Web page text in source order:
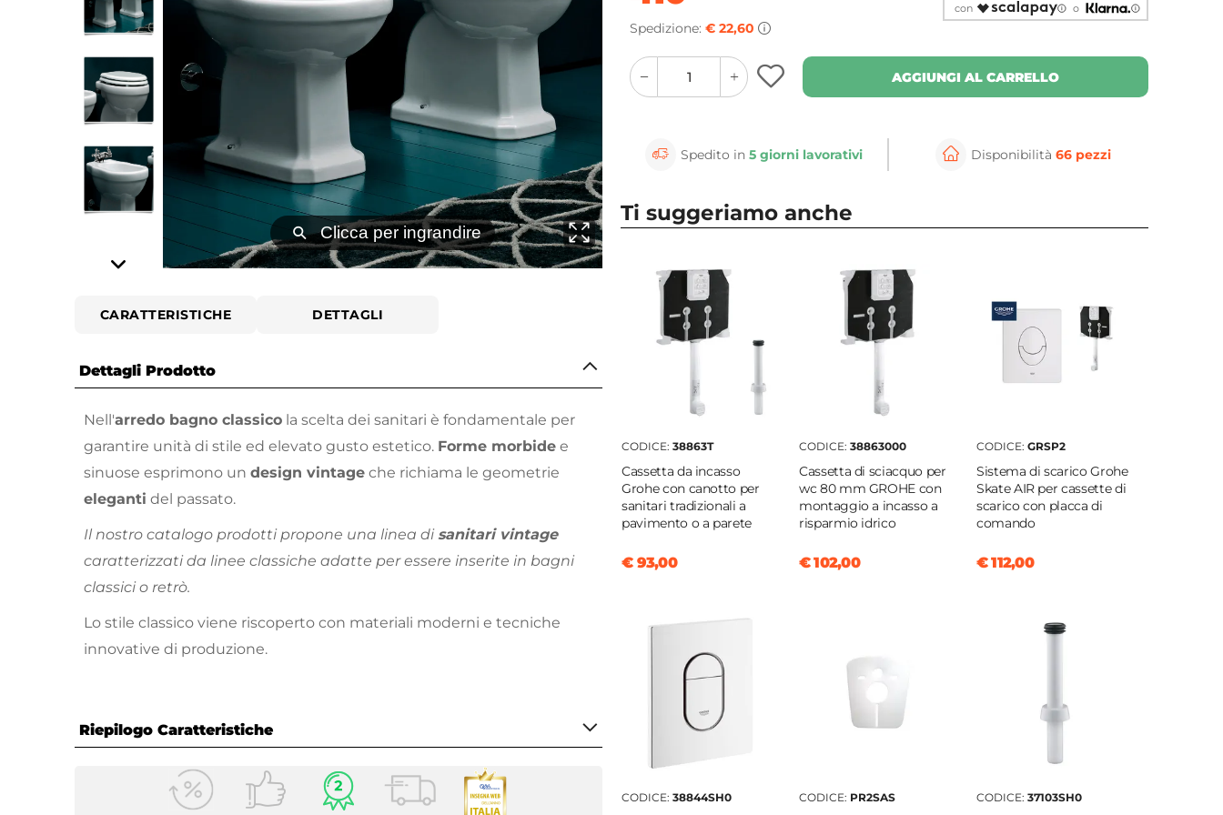
⚲ Clicca per ingrandire ⚲ Clicca per ingrandire
CARATTERISTICHE DETTAGLI
Dettagli Prodotto
Nell'arredo bagno classico la scelta dei sanitari è fondamentale per
garantire unità di stile ed elevato gusto estetico. Forme morbide e
sinuose esprimono un design vintage che richiama le geometrie
eleganti del passato.
Il nostro catalogo prodotti propone una linea disanitari vintage
caratterizzati da linee classiche adatte per essere inserite in bagni
classici o retrò.
Lo stile classico viene riscoperto con materiali moderni e tecniche
innovative di produzione.
Riepilogo Caratteristiche
Caratteristiche Generali
Sanitari tradizionali
Spedizione: € 22,60
con
o
quantity
button
quantity
minus
button
AGGIUNGI AL CARRELLO
Spedito in5 giorni lavorativi Disponibilità 66 pezzi
Ti suggeriamo anche
CODICE: 38863T
Cassetta da incasso
Grohe con canotto per
sanitari tradizionali a
pavimento o a parete
€ 93,00
CODICE: 38863000
Cassetta di sciacquo per
wc 80 mm GROHE con
montaggio a incasso a
risparmio idrico
€ 102,00
CODICE: GRSP2
Sistema di scarico Grohe
Skate AIR per cassette di
scarico con placca di
comando
€ 112,00
CODICE: 38844SH0 CODICE: PR2SAS CODICE: 37103SH0